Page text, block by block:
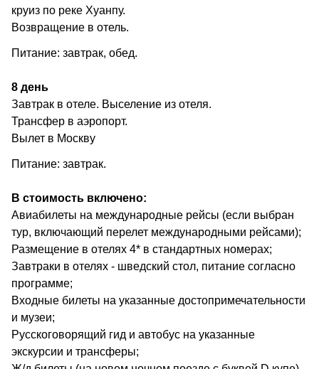
круиз по реке Хуанпу.
Возвращение в отель.
Питание: завтрак, обед.
8 день
Завтрак в отеле. Выселение из отеля.
Трансфер в аэропорт.
Вылет в Москву
Питание: завтрак.
В стоимость включено:
Авиабилеты на международные рейсы (если выбран
тур, включающий перелет международными рейсами);
Размещение в отелях 4* в стандартных номерах;
Завтраки в отелях - шведский стол, питание согласно
программе;
Входные билеты на указанные достопримечательности
и музеи;
Русскоговорящий гид и автобус на указанные
экскурсии и трансферы;